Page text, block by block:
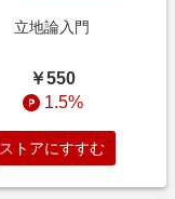
立地論入門
￥550
1.5%
ストアにすすむ